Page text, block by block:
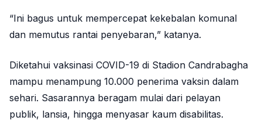
“Ini bagus untuk mempercepat kekebalan komunal
dan memutus rantai penyebaran,” katanya.
Diketahui vaksinasi COVID-19 di Stadion Candrabagha
mampu menampung 10.000 penerima vaksin dalam
sehari. Sasarannya beragam mulai dari pelayan
publik, lansia, hingga menyasar kaum disabilitas.